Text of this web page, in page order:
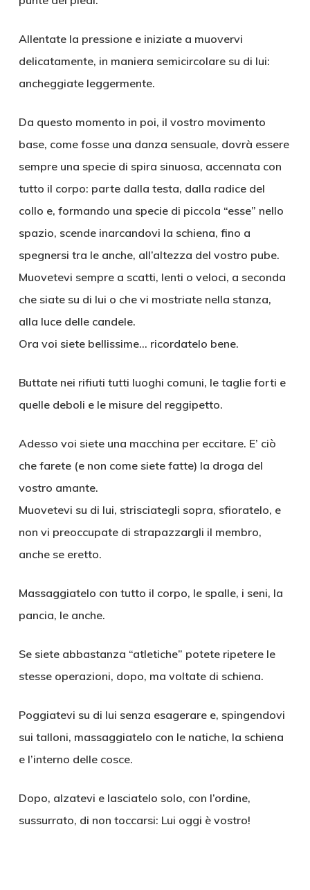
Allentate la pressione e iniziate a muovervi
delicatamente, in maniera semicircolare su di lui:
ancheggiate leggermente.
Da questo momento in poi, il vostro movimento
base, come fosse una danza sensuale, dovrà essere
sempre una specie di spira sinuosa, accennata con
tutto il corpo: parte dalla testa, dalla radice del
collo e, formando una specie di piccola “esse” nello
spazio, scende inarcandovi la schiena, fino a
spegnersi tra le anche, all’altezza del vostro pube.
Muovetevi sempre a scatti, lenti o veloci, a seconda
che siate su di lui o che vi mostriate nella stanza,
alla luce delle candele.
Ora voi siete bellissime… ricordatelo bene.
Buttate nei rifiuti tutti luoghi comuni, le taglie forti e
quelle deboli e le misure del reggipetto.
Adesso voi siete una macchina per eccitare. E’ ciò
che farete (e non come siete fatte) la droga del
vostro amante.
Muovetevi su di lui, strisciategli sopra, sfioratelo, e
non vi preoccupate di strapazzargli il membro,
anche se eretto.
Massaggiatelo con tutto il corpo, le spalle, i seni, la
pancia, le anche.
Se siete abbastanza “atletiche” potete ripetere le
stesse operazioni, dopo, ma voltate di schiena.
Poggiatevi su di lui senza esagerare e, spingendovi
sui talloni, massaggiatelo con le natiche, la schiena
e l’interno delle cosce.
Dopo, alzatevi e lasciatelo solo, con l’ordine,
sussurrato, di non toccarsi: Lui oggi è vostro!